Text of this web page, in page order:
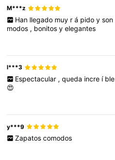
4,84
4,84 16K Seguidores
4,84 16K Seguidores
M***z
Han llegado muy r á pido y son
modos , bonitosyelegantes
l***3
Espectacular , queda incre í ble
😍
y***9
Zapatos comodos